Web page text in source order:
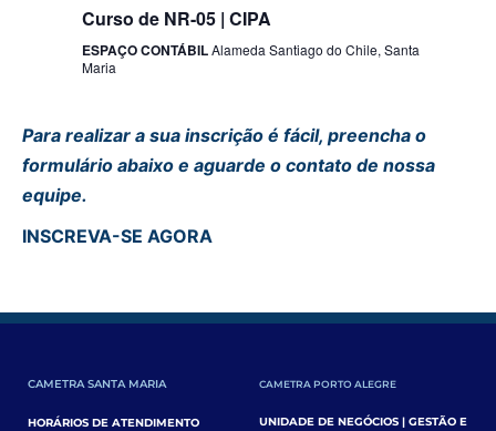
Curso de NR-05 | CIPA
ESPAÇO CONTÁBILAlameda Santiago do Chile, Santa
Maria
Para realizar a sua inscrição é fácil, preencha o
formulário abaixo e aguarde o contato de nossa
equipe.
INSCREVA-SE AGORA
CAMETRA SANTA MARIA
HORÁRIOS DE ATENDIMENTO
CAMETRA PORTO ALEGRE
UNIDADE DE NEGÓCIOS | GESTÃO E